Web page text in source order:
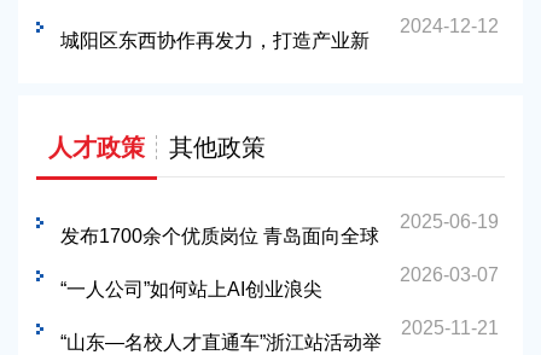
潜力
2024-12-12
城阳区东西协作再发力，打造产业新
人才政策 其他政策
2025-06-19
发布1700余个优质岗位 青岛面向全球
招引博士后人才！
2026-03-07
“一人公司”如何站上AI创业浪尖
2025-11-21
“山东—名校人才直通车”浙江站活动举